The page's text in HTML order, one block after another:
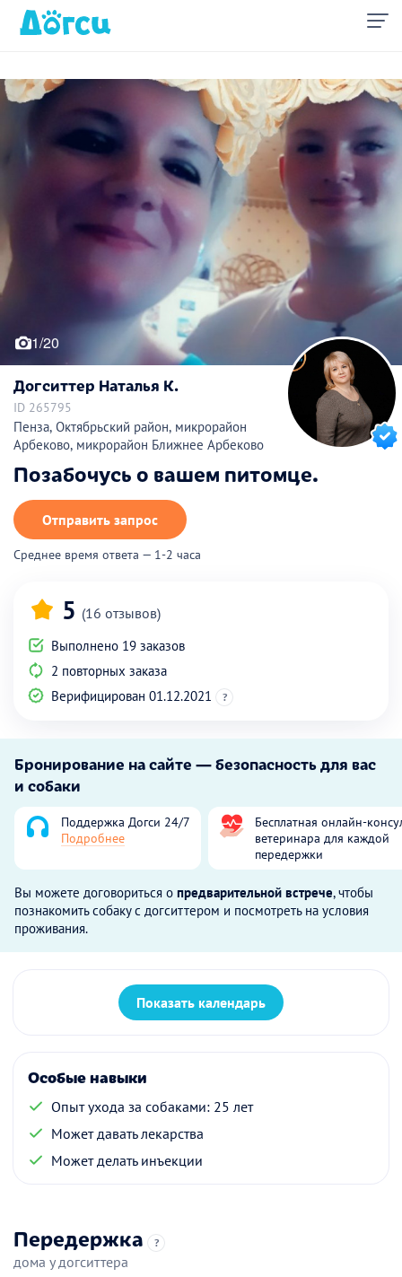
1/20
Догситтер Наталья К.
ID 265795
Пенза, Октябрьский район, микрорайон
Арбеково, микрорайон Ближнее Арбеково
Позабочусь о вашем питомце.
Отправить запрос
Среднее время ответа — 1-2 часа
5 (16 отзывов)
Выполнено 19 заказов
2 повторных заказа
Верифицирован 01.12.2021
?
Бронирование на сайте — безопасность для вас
и собаки
Поддержка Догси 24/7
Подробнее
Бесплатная онлайн-
ветеринара для каждой
передержки
Вы можете договориться о предварительной встрече, чтобы
познакомить собаку с догситтером и посмотреть на условия
проживания.
Показать календарь
Особые навыки
Опыт ухода за собаками: 25 лет
Может давать лекарства
Может делать инъекции
Передержка ?
дома у догситтера